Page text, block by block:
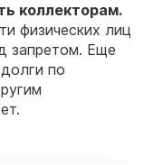
коллекторам.
физических лиц
запретом. Еще
по